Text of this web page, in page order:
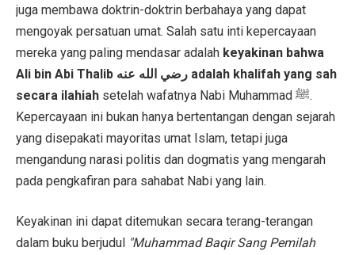
juga membawa doktrin-doktrin berbahaya yang dapat
mengoyak persatuan umat. Salah satu inti kepercayaan
mereka yang paling mendasar adalah keyakinan bahwa
Ali bin Abi Thalib رضي الله عنه adalah khalifah yang sah
secara ilahiah setelah wafatnya Nabi Muhammad ﷺ.
Kepercayaan ini bukan hanya bertentangan dengan sejarah
yang disepakati mayoritas umat Islam, tetapi juga
mengandung narasi politis dan dogmatis yang mengarah
pada pengkafiran para sahabat Nabi yang lain.
Keyakinan ini dapat ditemukan secara terang-terangan
dalam buku berjudul "Muhammad Baqir Sang Pemilah